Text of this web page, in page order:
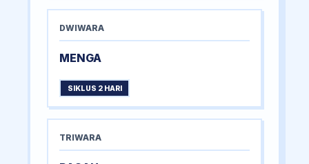
DWIWARA
MENGA
SIKLUS 2 HARI
TRIWARA